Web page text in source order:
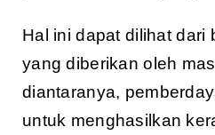
Hal ini dapat dilihat dari
yang diberikan oleh
diantaranya,
untuk menghasilkan